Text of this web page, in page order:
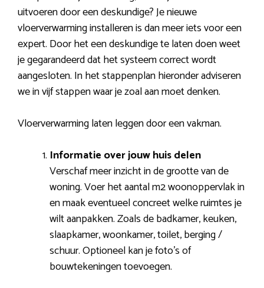
uitvoeren door een deskundige? Je nieuwe
vloerverwarming installeren is dan meer iets voor een
expert. Door het een deskundige te laten doen weet
je gegarandeerd dat het systeem correct wordt
aangesloten. In het stappenplan hieronder adviseren
we in vijf stappen waar je zoal aan moet denken.
Vloerverwarming laten leggen door een vakman.
Informatie over jouw huis delen
Verschaf meer inzicht in de grootte van de
woning. Voer het aantal m2 woonoppervlak in
en maak eventueel concreet welke ruimtes je
wilt aanpakken. Zoals de badkamer, keuken,
slaapkamer, woonkamer, toilet, berging /
schuur. Optioneel kan je foto’s of
bouwtekeningen toevoegen.